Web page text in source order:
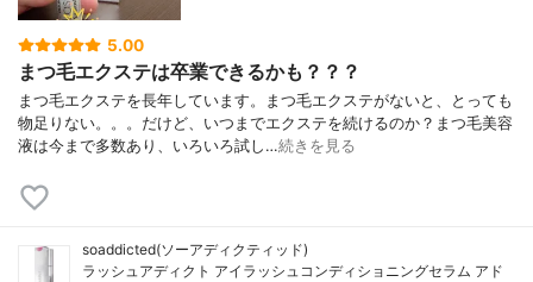
5.00
まつ毛エクステは卒業できるかも？？？
まつ毛エクステを長年しています。まつ毛エクステがないと、とっても
物足りない。。。だけど、いつまでエクステを続けるのか？まつ毛美容
液は今まで多数あり、いろいろ試し…続きを見る
soaddicted(ソーアディクティッド)
ラッシュアディクト アイラッシュコンディショニングセラム アド